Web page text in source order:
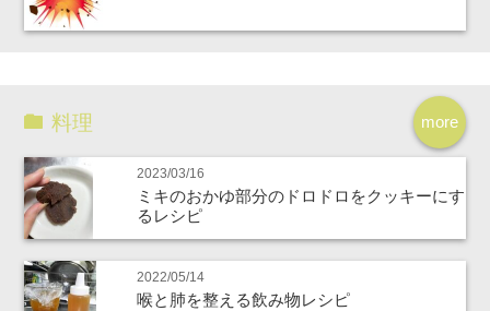
more
料理
2023/03/16
ミキのおかゆ部分のドロドロをクッキーにす
るレシピ
2022/05/14
喉と肺を整える飲み物レシピ